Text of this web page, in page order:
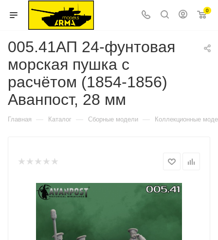
0
005.41АП 24-фунтовая
морская пушка с
расчётом (1854-1856)
Аванпост, 28 мм
Главная — Каталог — Сборные модели — Коллекционные